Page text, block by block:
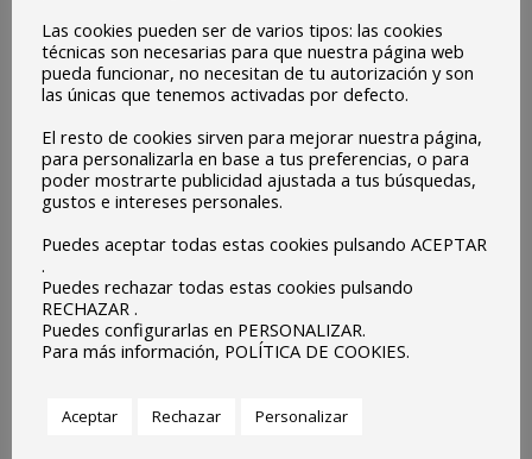
Criterios de Organización de la Prueba de
Centro
Las cookies pueden ser de varios tipos: las cookies
técnicas son necesarias para que nuestra página web
pueda funcionar, no necesitan de tu autorización y son
las únicas que tenemos activadas por defecto.
El resto de cookies sirven para mejorar nuestra página,
para personalizarla en base a tus preferencias, o para
poder mostrarte publicidad ajustada a tus búsquedas,
gustos e intereses personales.
Puedes aceptar todas estas cookies pulsando ACEPTAR
.
Puedes rechazar todas estas cookies pulsando
RECHAZAR .
Puedes configurarlas en PERSONALIZAR.
Para más información, POLÍTICA DE COOKIES.
Aceptar Rechazar Personalizar